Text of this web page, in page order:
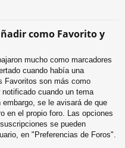
como Favorito y
mucho como marcadores
cuando había una
Favoritos son más como
cuando un tema
se le avisará de que
en el propio foro. Las opciones
se pueden
en "Preferencias de Foros".